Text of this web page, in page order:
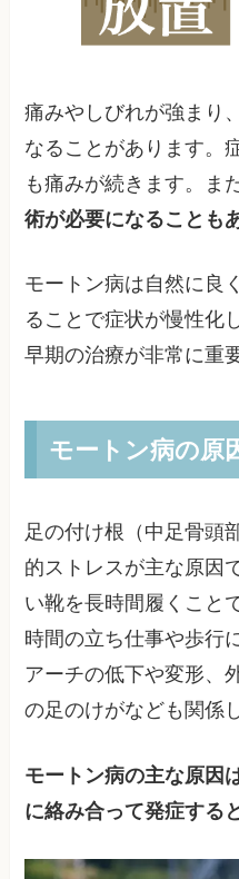
痛みやしびれが強まり
なることがあります。
も痛みが続きます。ま
術が必要になることも
モートン病は自然に良
ることで症状が慢性化
早期の治療が非常に重
モートン病の原
足の付け根（中足骨頭
的ストレスが主な原因
い靴を長時間履くこと
時間の立ち仕事や歩行
アーチの低下や変形、
の足のけがなども関係
モートン病の主な原因
に絡み合って発症する